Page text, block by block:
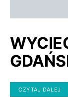
CZYTAJ DALEJ